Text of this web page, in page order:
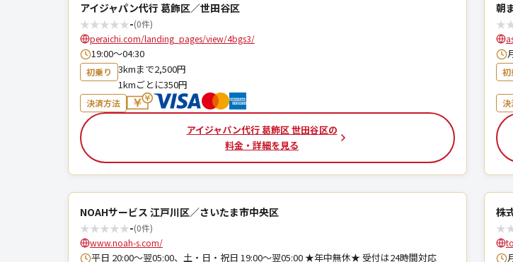
アイジャパン代行 葛飾区／世田谷区
★★★★★-(0件)
peraichi.com/landing_pages/view/4bgs3/
19:00〜04:30
初乗り
3kmまで2,500円
1kmごとに350円
決済方法
アイジャパン代行 葛飾区 世田谷区の
料金・詳細を見る
朝
★
初
NOAHサービス 江戸川区／さいたま市中央区
★★★★★-(0件)
www.noah-s.com/
平日 20:00～翌05:00、土・日・祝日 19:00～翌05:00 ★年中無休★ 受付は24時間対応
株
★